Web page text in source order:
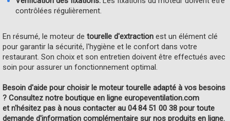
contrôlées régulièrement.
En résumé, le moteur de tourelle d'extraction est un élément clé
pour garantir la sécurité, l'hygiène et le confort dans votre
restaurant. Son choix et son entretien doivent être effectués avec
soin pour assurer un fonctionnement optimal.
Besoin d'aide pour choisir le moteur tourelle adapté à vos besoins
? Consultez notre boutique en ligne europeventilation.com
et n'hésitez pas à nous contacter au 04 84 51 00 38 pour toute
demande d'information complémentaire sur nos produits en ligne.